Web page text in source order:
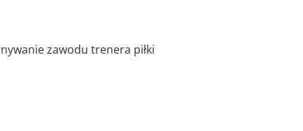
zawodu trenera piłki